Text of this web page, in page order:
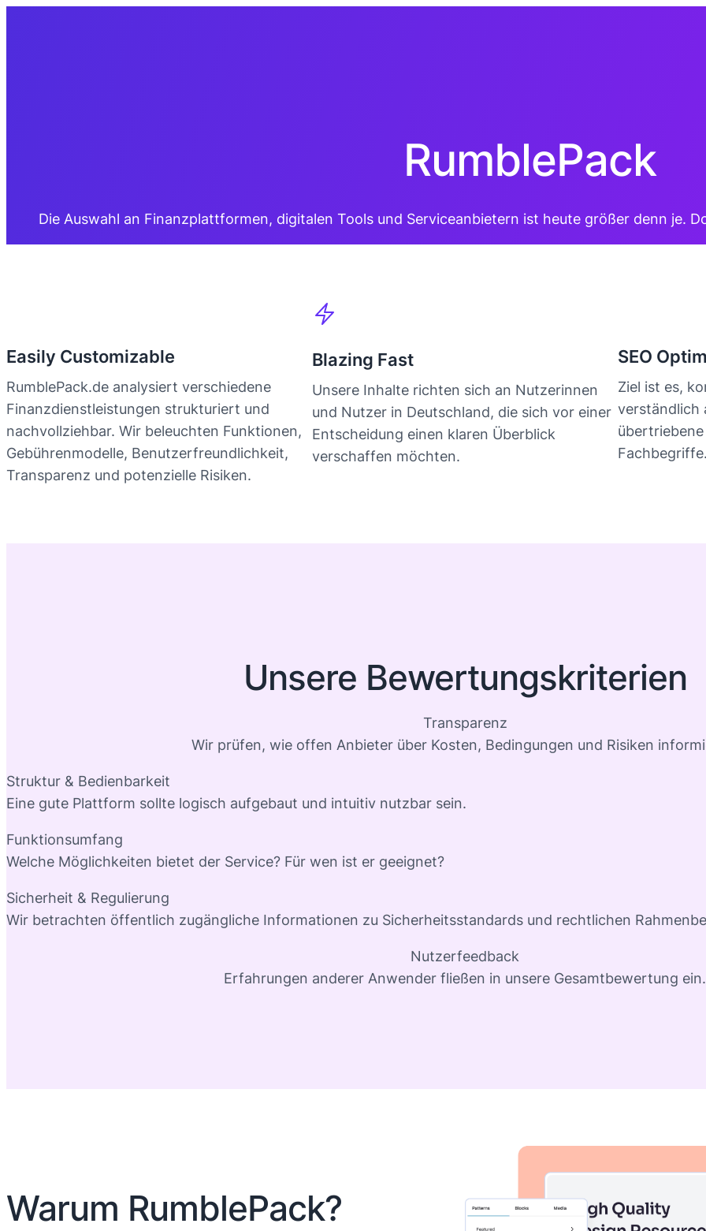
RumblePack
Die Auswahl an Finanzplattformen, digitalen Tools und Serviceanbietern ist heute größer denn je.
Easily Customizable
RumblePack.de analysiert verschiedene
Finanzdienstleistungen strukturiert und
nachvollziehbar. Wir beleuchten Funktionen,
Gebührenmodelle, Benutzerfreundlichkeit,
Transparenz und potenzielle Risiken.
Blazing Fast
Unsere Inhalte richten sich an Nutzerinnen
und Nutzer in Deutschland, die sich vor einer
Entscheidung einen klaren Überblick
verschaffen möchten.
SEO
Ziel ist es,
verständlich
Unsere Bewertungskriterien
Transparenz
Wir prüfen, wie offen Anbieter über Kosten, Bedingungen und Risiken
Struktur & Bedienbarkeit
Eine gute Plattform sollte logisch aufgebaut und intuitiv nutzbar sein.
Funktionsumfang
Welche Möglichkeiten bietet der Service? Für wen ist er geeignet?
Sicherheit & Regulierung
Wir betrachten öffentlich zugängliche Informationen zu Sicherheitsstandards und rechtlichen
Nutzerfeedback
Erfahrungen anderer Anwender fließen in unsere Gesamtbewertung ein.
Warum RumblePack?